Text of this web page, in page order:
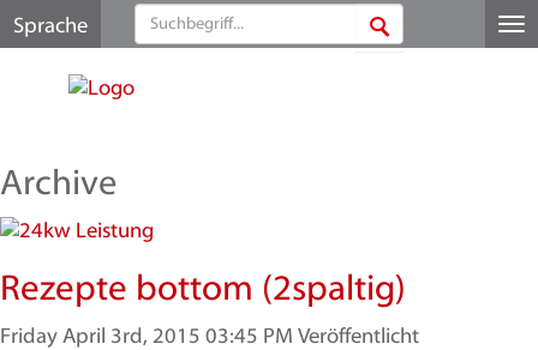
Sprache
Archive
Rezepte bottom (2spaltig)
Friday April 3rd, 2015 03:45 PM Veröffentlicht